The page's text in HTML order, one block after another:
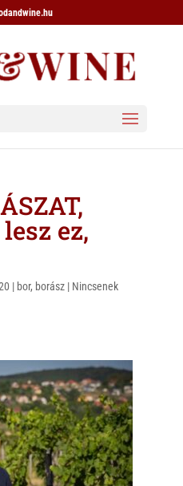
ez,
| bor, borász| Nincsenek